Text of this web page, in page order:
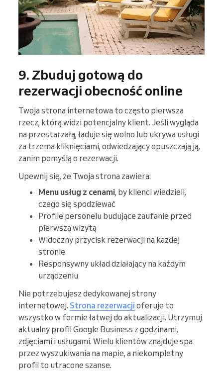
9. Zbuduj gotową do
rezerwacji obecność online
Twoja strona internetowa to często pierwsza
rzecz, którą widzi potencjalny klient. Jeśli wygląda
na przestarzałą, ładuje się wolno lub ukrywa usługi
za trzema kliknięciami, odwiedzający opuszczają ją,
zanim pomyślą o rezerwacji.
Upewnij się, że Twoja strona zawiera:
Menu usług z cenami, by klienci wiedzieli,
czego się spodziewać
Profile personelu budujące zaufanie przed
pierwszą wizytą
Widoczny przycisk rezerwacji na każdej
stronie
Responsywny układ działający na każdym
urządzeniu
Nie potrzebujesz dedykowanej strony
internetowej. Strona rezerwacji oferuje to
wszystko w formie łatwej do aktualizacji. Utrzymuj
aktualny profil Google Business z godzinami,
zdjęciami i usługami. Wielu klientów znajduje spa
przez wyszukiwania na mapie, a niekompletny
profil to utracone szanse.